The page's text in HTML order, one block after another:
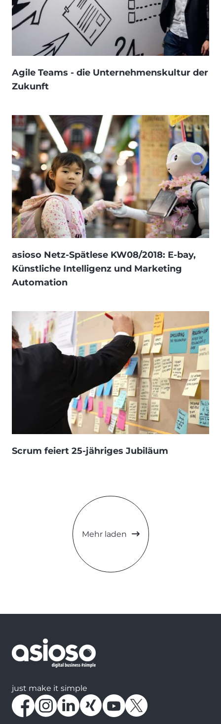
Agile Teams - die Unternehmenskultur der
Zukunft
asioso Netz-Spätlese KW08/2018: E-bay,
Künstliche Intelligenz und Marketing
Automation
Scrum feiert 25-jähriges Jubiläum
Mehr laden
just make it simple